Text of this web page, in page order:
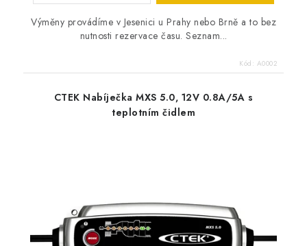
Výměny provádíme v Jesenici u Prahy nebo Brně a to bez
nutnosti rezervace času. Seznam...
Kód: A0002
CTEK Nabíječka MXS 5.0, 12V 0.8A/5A s
teplotním čidlem